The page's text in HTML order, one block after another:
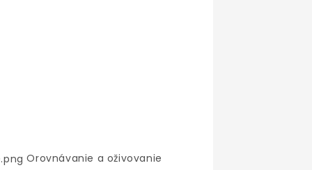
Orovnávanie a oživovanie